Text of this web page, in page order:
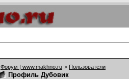
Форум | www.makhno.ru > Пользователи
Профиль Дубовик